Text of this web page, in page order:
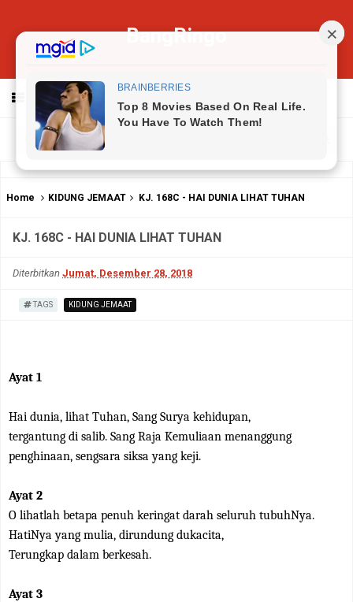
BangRingo
MENU
Home KIDUNG JEMAAT KJ. 168C - HAI DUNIA LIHAT TUHAN
KJ. 168C - HAI DUNIA LIHAT TUHAN
Diterbitkan Jumat, Desember 28, 2018
TAGS KIDUNG JEMAAT
Ayat 1
Hai dunia, lihat Tuhan, Sang Surya kehidupan,
tergantung di salib. Sang Raja Kemuliaan menanggung
penghinaan, sengsara siksa yang keji.
Ayat 2
O lihatlah betapa penuh keringat darah seluruh tubuhNya.
HatiNya yang mulia, dirundung dukacita,
Terungkap dalam berkesah.
Ayat 3